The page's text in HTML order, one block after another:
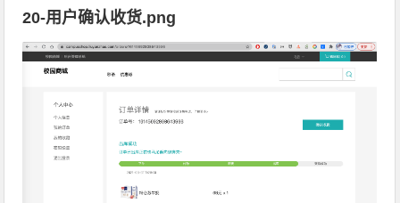
20-用户确认收货.png